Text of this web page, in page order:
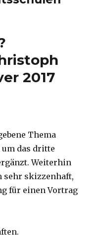
2017
Thema
um das dritte
Weiterhin
sehr skizzenhaft,
für einen Vortrag